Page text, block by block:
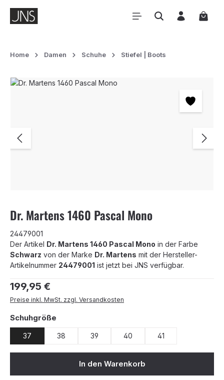
Zum Hauptinhalt springen
Home Damen Schuhe Stiefel | Boots
Bildergalerie überspringen
Dr. Martens 1460 Pascal Mono
24479001
Der Artikel Dr. Martens 1460 Pascal Mono in der Farbe
Schwarz von der Marke Dr. Martens mit der Hersteller-
Artikelnummer 24479001 ist jetzt bei JNS verfügbar.
Regulärer Preis:
199,95 €
Preise inkl. MwSt. zzgl. Versandkosten
Schuhgröße
37 38 39 40 41
In den Warenkorb